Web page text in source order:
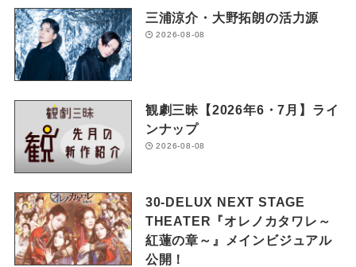
三浦涼介・大野拓朗の活力源
2026-08-08
観劇三昧【2026年6・7月】ライ
ンナップ
2026-08-08
30-DELUX NEXT STAGE
THEATER『オレノカタワレ～
紅蓮の章～』メインビジュアル
公開！